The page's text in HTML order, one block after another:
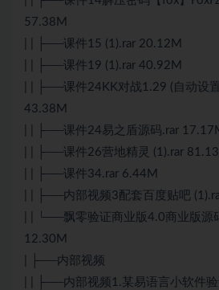
57.38M
| | ├──课件15 (1).rar 20.12M
| | ├──课件19 (1).rar 40.92M
| | ├──课件24KK对战1.29 (自动设
43.38M
| | ├──课件24易之盾源码.rar
| | ├──课件26营地精灵 (1).rar
| | ├──课件34.rar 6.44M
| | ├──内部视频3配套百度贴吧
| | └──飘零验证商业版4.0商业版源
12.30M
| ├──内部视频
| | ├──内部视频1.某易语言小软件